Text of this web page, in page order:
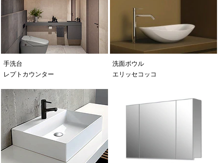
手洗台
レプトカウンター
洗面ボウル
エリッセコッコ